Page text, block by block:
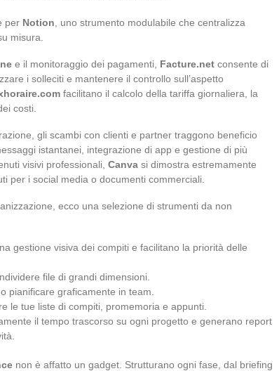
per Notion , uno strumento modulabile che centralizza
misura.
e il monitoraggio dei pagamenti, Facture.net consente di
i solleciti e mantenere il controllo sull’aspetto
facilitano il calcolo della tariffa giornaliera, la
costi.
gli scambi con clienti e partner traggono beneficio
istantanei, integrazione di app e gestione di più
visivi professionali, Canva si dimostra estremamente
per i social media o documenti commerciali.
ecco una selezione di strumenti da non
gestione visiva dei compiti e facilitano la priorità delle
file di grandi dimensioni.
pianificare graficamente in team.
le tue liste di compiti, promemoria e appunti.
il tempo trascorso su ogni progetto e generano report
non è affatto un gadget. Strutturano ogni fase, dal briefing